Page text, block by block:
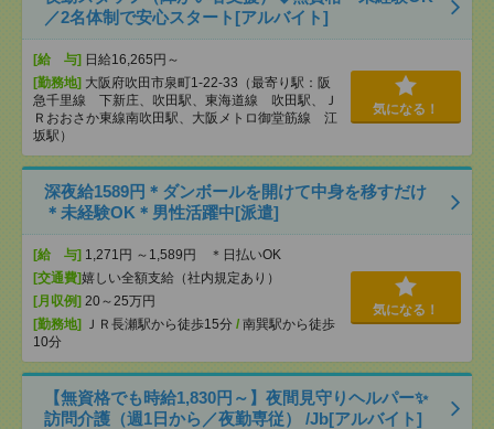
／2名体制で安心スタート[アルバイト]
[給 与] 日給16,265円～
[勤務地] 大阪府吹田市泉町1-22-33（最寄り駅：阪
急千里線 下新庄、吹田駅、東海道線 吹田駅、Ｊ
Ｒおおさか東線南吹田駅、大阪メトロ御堂筋線 江
坂駅）
気になる！
深夜給1589円＊ダンボールを開けて中身を移すだけ
＊未経験OK＊男性活躍中[派遣]
[給 与] 1,271円 ～1,589円 ＊日払いOK
[交通費]嬉しい全額支給（社内規定あり）
[月収例] 20～25万円
[勤務地]
ＪＲ長瀬駅から徒歩15分 / 南巽駅から徒歩
10分
気になる！
【無資格でも時給1,830円～】夜間見守りヘルパー✨
訪問介護（週1日から／夜勤専従） /Jb[アルバイト]